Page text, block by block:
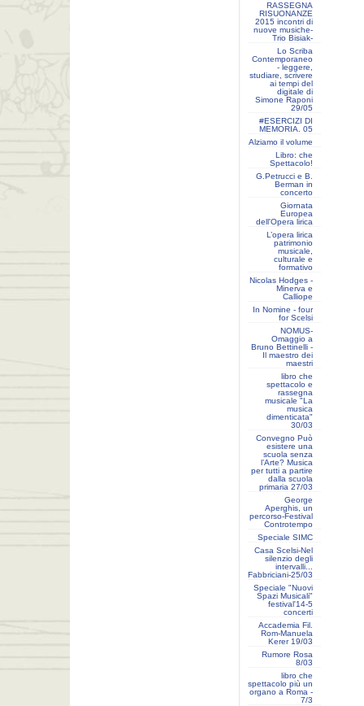
RASSEGNA
RISUONANZE
2015 incontri di
nuove musiche-
Trio Bisiak-
Lo Scriba
Contemporaneo
- leggere,
studiare, scrivere
ai tempi del
digitale di
Simone Raponi
29/05
#ESERCIZI DI
MEMORIA. 05
Alziamo il volume
Libro: che
Spettacolo!
G.Petrucci e B.
Berman in
concerto
Giornata
Europea
dell'Opera lirica
L’opera lirica
patrimonio
musicale,
culturale e
formativo
Nicolas Hodges -
Minerva e
Calliope
In Nomine - four
for Scelsi
NOMUS-
Omaggio a
Bruno Bettinelli -
Il maestro dei
maestri
libro che
spettacolo e
rassegna
musicale "La
musica
dimenticata"
30/03
Convegno Può
esistere una
scuola senza
l’Arte? Musica
per tutti a partire
dalla scuola
primaria 27/03
George
Aperghis, un
percorso-Festival
Controtempo
Speciale SIMC
Casa Scelsi-Nel
silenzio degli
intervalli...
Fabbriciani-25/03
Speciale "Nuovi
Spazi Musicali"
festival'14-5
concerti
Accademia Fil.
Rom-Manuela
Kerer 19/03
Rumore Rosa
8/03
libro che
spettacolo più un
organo a Roma -
7/3